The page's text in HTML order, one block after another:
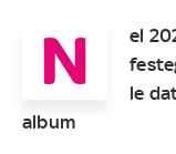
N
el
le
album